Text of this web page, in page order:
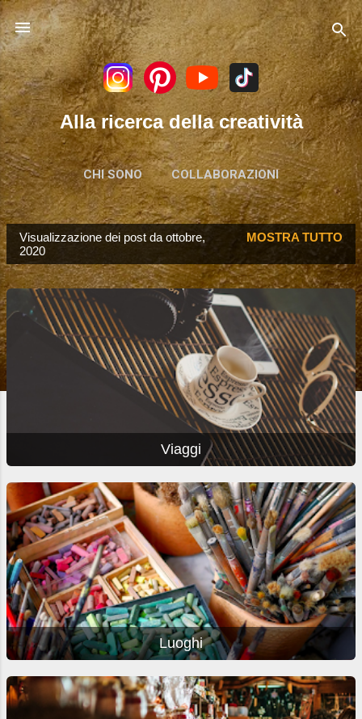
Passa ai contenuti principali
Alla ricerca della creatività
CHI SONO COLLABORAZIONI
o
s
t
Visualizzazione dei post da ottobre,
2020
MOSTRA TUTTO
Viaggi
Luoghi